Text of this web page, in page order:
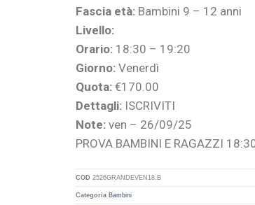
Fascia età:Bambini 9 – 12 anni
Livello:
Orario:18:30 – 19:20
Giorno:Venerdì
Quota:€170.00
Dettagli:ISCRIVITI
Note:ven – 26/09/25
PROVA BAMBINI E RAGAZZI
COD 2526GRANDEVEN18.B
Categoria Bambini